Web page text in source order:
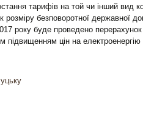
тарифів на той чи інший вид
розміру безповоротної державної
року буде проведено перерахунок
підвищенням цін на електроенергію